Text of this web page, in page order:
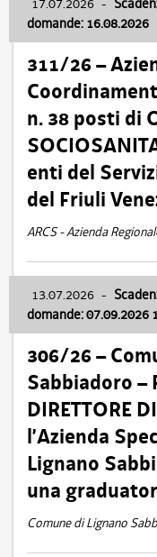
17.07.2026 -
domande: 16.08.2026
311/26 –
n. 38 posti di
enti del
del Friuli
ARCS - Azienda
13.07.2026 -
domande: 07.09.2026
306/26 –
Sabbiadoro –
DIRETTORE
l’Azienda
Lignano
una
Comune di Lignano